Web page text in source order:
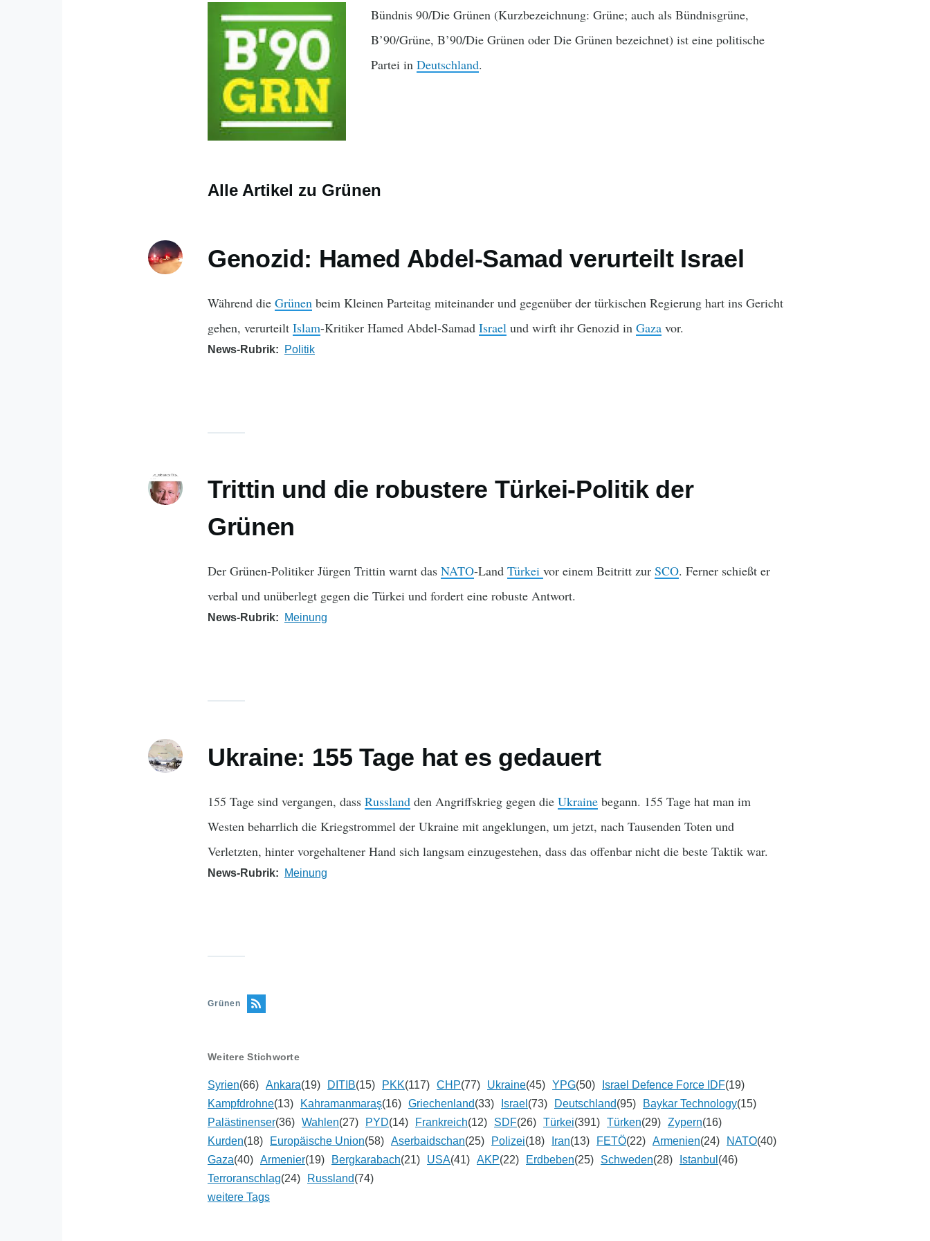
Bündnis 90/Die Grünen (Kurzbezeichnung: Grüne; auch als Bündnisgrüne,
B’90/Grüne, B’90/Die Grünen oder Die Grünen bezeichnet) ist eine politische
Partei in Deutschland.
Alle Artikel zu Grünen
Genozid: Hamed Abdel-Samad verurteilt Israel
Während die Grünen beim Kleinen Parteitag miteinander und gegenüber der türkischen Regierung hart ins Gericht
gehen, verurteilt Islam-Kritiker Hamed Abdel-Samad Israel und wirft ihr Genozid in Gaza vor.
News-Rubrik Politik
Trittin und die robustere Türkei-Politik der
Grünen
Der Grünen-Politiker Jürgen Trittin warnt das NATO-Land Türkei vor einem Beitritt zur SCO. Ferner schießt er
verbal und unüberlegt gegen die Türkei und fordert eine robuste Antwort.
News-Rubrik Meinung
Ukraine: 155 Tage hat es gedauert
155 Tage sind vergangen, dass Russland den Angriffskrieg gegen die Ukraine begann. 155 Tage hat man im
Westen beharrlich die Kriegstrommel der Ukraine mit angeklungen, um jetzt, nach Tausenden Toten und
Verletzten, hinter vorgehaltener Hand sich langsam einzugestehen, dass das offenbar nicht die beste Taktik war.
News-Rubrik Meinung
Grünen
Weitere Stichworte
Syrien(66) Ankara(19) DITIB(15) PKK(117) CHP(77) Ukraine(45) YPG(50) Israel Defence Force IDF(19)
Kampfdrohne(13) Kahramanmaraş(16) Griechenland(33) Israel (73) Deutschland(95) Baykar Technology(15)
Palästinenser(36) Wahlen(27) PYD(14) Frankreich(12) SDF(26) Türkei(391) Türken(29) Zypern(16)
Kurden(18) Europäische Union(58) Aserbaidschan(25) Polizei(18) Iran(13) FETÖ(22) Armenien(24) NATO(40)
Gaza(40) Armenier(19) Bergkarabach(21) USA(41) AKP(22) Erdbeben(25) Schweden(28) Istanbul (46)
Terroranschlag(24) Russland(74)
weitere Tags